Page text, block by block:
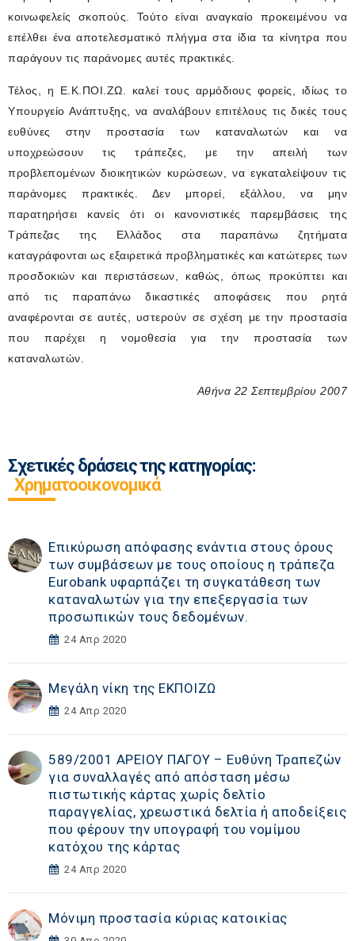
κοινωφελείς σκοπούς. Τούτο είναι αναγκαίο προκειμένου να
επέλθει ένα αποτελεσματικό πλήγμα στα ίδια τα κίνητρα που
παράγουν τις παράνομες αυτές πρακτικές.
Τέλος, η Ε.Κ.ΠΟΙ.ΖΩ. καλεί τους αρμόδιους φορείς, ιδίως το
Υπουργείο Ανάπτυξης, να αναλάβουν επιτέλους τις δικές τους
ευθύνες στην προστασία των καταναλωτών και να
υποχρεώσουν τις τράπεζες, με την απειλή των
προβλεπομένων διοικητικών κυρώσεων, να εγκαταλείψουν τις
παράνομες πρακτικές. Δεν μπορεί, εξάλλου, να μην
παρατηρήσει κανείς ότι οι κανονιστικές παρεμβάσεις της
Τράπεζας της Ελλάδος στα παραπάνω ζητήματα
καταγράφονται ως εξαιρετικά προβληματικές και κατώτερες των
προσδοκιών και περιστάσεων, καθώς, όπως προκύπτει και
από τις παραπάνω δικαστικές αποφάσεις που ρητά
αναφέρονται σε αυτές, υστερούν σε σχέση με την προστασία
που παρέχει η νομοθεσία για την προστασία των
καταναλωτών.
Αθήνα 22 Σεπτεμβρίου 2007
Σχετικές δράσεις της κατηγορίας:
Χρηματοοικονομικά
Επικύρωση απόφασης ενάντια στους όρους
των συμβάσεων με τους οποίους η τράπεζα
Eurobank υφαρπάζει τη συγκατάθεση των
καταναλωτών για την επεξεργασία των
προσωπικών τους δεδομένων.
24 Απρ 2020
Μεγάλη νίκη της ΕΚΠΟΙΖΩ
24 Απρ 2020
589/2001 ΑΡΕΙΟΥ ΠΑΓΟΥ – Ευθύνη Τραπεζών
για συναλλαγές από απόσταση μέσω
πιστωτικής κάρτας χωρίς δελτίο
παραγγελίας, χρεωστικά δελτία ή αποδείξεις
που φέρουν την υπογραφή του νομίμου
κατόχου της κάρτας
24 Απρ 2020
Μόνιμη προστασία κύριας κατοικίας